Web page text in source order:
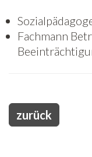
Jobs
Freiwilligenarbeit
Fachmann
zurück